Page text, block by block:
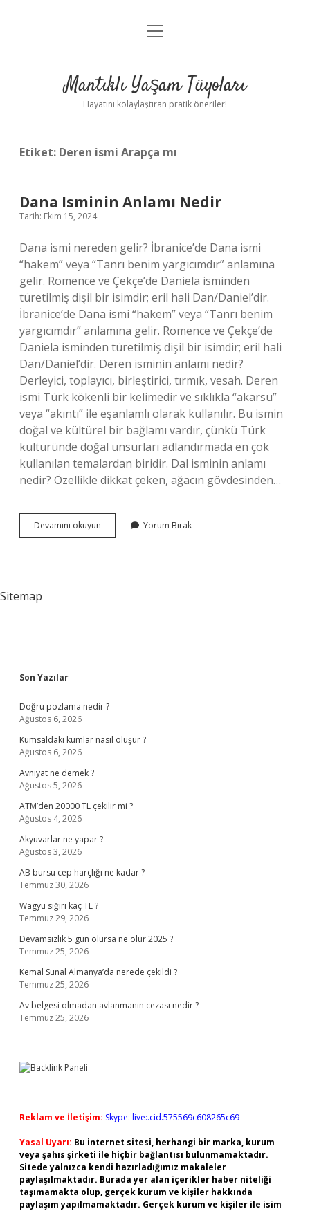
Anasayfa
Yasal Uyarı
menüyü
Mantıklı Yaşam Tüyoları
Hayatını kolaylaştıran pratik öneriler!
Etiket: Deren ismi Arapça mı
Dana Isminin Anlamı Nedir
Tarih: Ekim 15, 2024
Dana ismi nereden gelir? İbranice’de Dana ismi
“hakem” veya “Tanrı benim yargıcımdır” anlamına
gelir. Romence ve Çekçe’de Daniela isminden
türetilmiş dişil bir isimdir; eril hali Dan/Daniel’dir.
İbranice’de Dana ismi “hakem” veya “Tanrı benim
yargıcımdır” anlamına gelir. Romence ve Çekçe’de
Daniela isminden türetilmiş dişil bir isimdir; eril hali
Dan/Daniel’dir. Deren isminin anlamı nedir?
Derleyici, toplayıcı, birleştirici, tırmık, vesah. Deren
ismi Türk kökenli bir kelimedir ve sıklıkla “akarsu”
veya “akıntı” ile eşanlamlı olarak kullanılır. Bu ismin
doğal ve kültürel bir bağlamı vardır, çünkü Türk
kültüründe doğal unsurları adlandırmada en çok
kullanılan temalardan biridir. Dal isminin anlamı
nedir? Özellikle dikkat çeken, ağacın gövdesinden…
Devamını okuyun
Isminin
Yorum Bırak
Sitemap
Sidebar
Son Yazılar
Doğru pozlama nedir ?
Ağustos 6, 2026
Kumsaldaki kumlar nasıl oluşur ?
Ağustos 6, 2026
Avniyat ne demek ?
Ağustos 5, 2026
ATM’den 20000 TL çekilir mi ?
Ağustos 4, 2026
Akyuvarlar ne yapar ?
Ağustos 3, 2026
AB bursu cep harçlığı ne kadar ?
Temmuz 30, 2026
Wagyu sığırı kaç TL ?
Temmuz 29, 2026
Devamsızlık 5 gün olursa ne olur 2025 ?
Temmuz 25, 2026
Kemal Sunal Almanya’da nerede çekildi ?
Temmuz 25, 2026
Av belgesi olmadan avlanmanın cezası nedir ?
Temmuz 25, 2026
Reklam ve İletişim: Skype: live:.cid.575569c608265c69
Yasal Uyarı: Bu internet sitesi, herhangi bir marka, kurum
veya şahıs şirketi ile hiçbir bağlantısı bulunmamaktadır.
Sitede yalnızca kendi hazırladığımız makaleler
paylaşılmaktadır. Burada yer alan içerikler haber niteliği
taşımamakta olup, gerçek kurum ve kişiler hakkında
paylaşım yapılmamaktadır. Gerçek kurum ve kişiler ile isim